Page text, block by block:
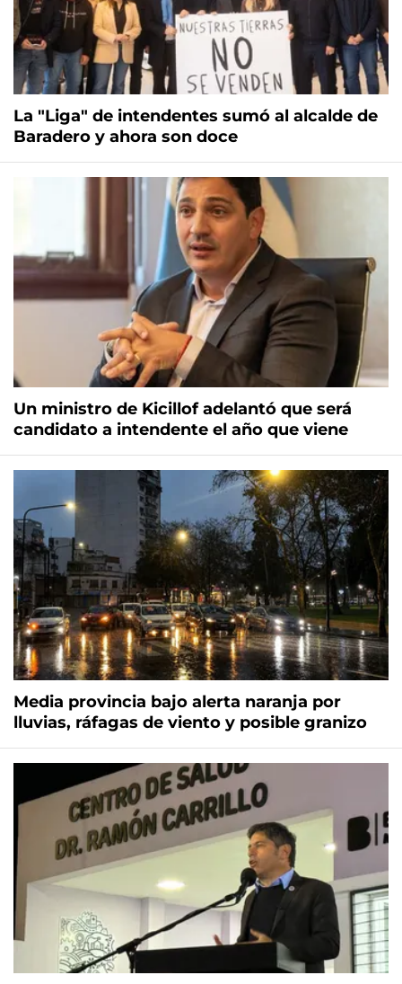
La "Liga" de intendentes sumó al alcalde de
Baradero y ahora son doce
Un ministro de Kicillof adelantó que será
candidato a intendente el año que viene
Media provincia bajo alerta naranja por
lluvias, ráfagas de viento y posible granizo